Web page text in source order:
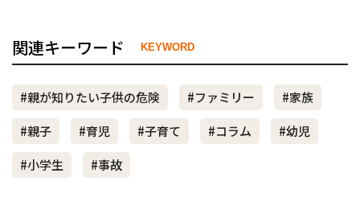
関連キーワード KEYWORD
#親が知りたい子供の危険 #ファミリー
#家族
#親子
#育児 #子育て #コラム
#幼児
#小学生
#事故